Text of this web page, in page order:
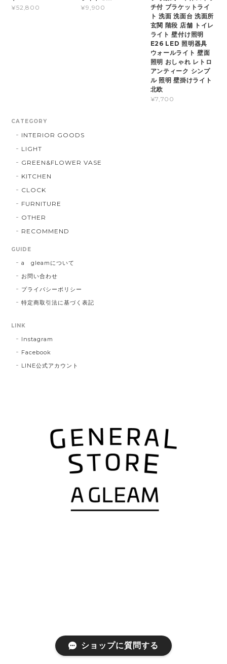
¥52,800
¥9,900
チ付 ブラケットライ
ト 洗面 洗面台 洗面所
玄関 階段 店舗 トイレ
ライト 壁付け照明
E26 LED 照明器具
ウォールライト 壁面
照明 おしゃれ レトロ
アンティーク シンプ
ル 照明 壁掛けライト
北欧
¥7,700
CATEGORY
INTERIOR GOODS
LIGHT
GREEN&FLOWER VASE
KITCHEN
CLOCK
FURNITURE
OTHER
RECOMMEND
GUIDE
a gleamについて
お問い合わせ
プライバシーポリシー
特定商取引法に基づく表記
LINK
Instagram
Facebook
LINE公式アカウント
ショップに質問する